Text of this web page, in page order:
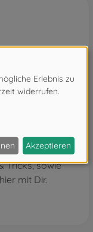
um die
von
Tricks, sowie
mit Dir.